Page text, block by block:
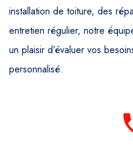
installation de toiture, des
entretien régulier, notre
un plaisir d’évaluer vos
personnalisé.